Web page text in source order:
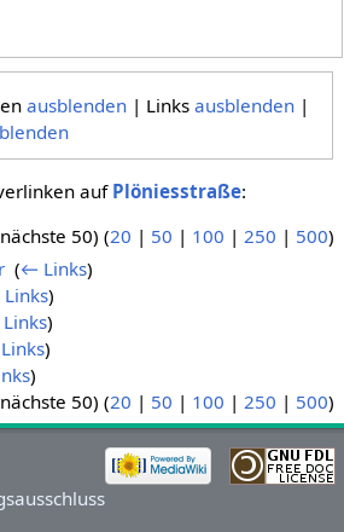
ausblenden | Linksausblenden |
auf Plöniesstraße:
50) (20 | 50 | 100 | 250 | 500)
‎(← Links)
)
)
)
)
50) (20 | 50 | 100 | 250 | 500)